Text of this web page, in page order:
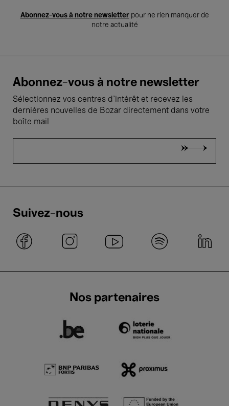
Abonnez-vous à notre newsletterpour ne rien manquer de
notre actualité
Abonnez-vous à notre newsletter
Sélectionnez vos centres d'intérêt et recevez les
dernières nouvelles de Bozar directement dans votre
boîte mail
Suivez-nous
Nos partenaires